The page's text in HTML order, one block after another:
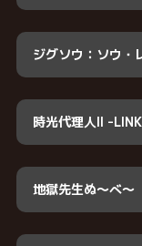
ジグソウ：ソウ・
時光代理人II -
地獄先生ぬ～べ～